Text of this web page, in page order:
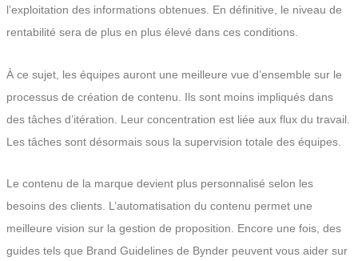
l’exploitation des informations obtenues. En définitive, le niveau de
rentabilité sera de plus en plus élevé dans ces conditions.
À ce sujet, les équipes auront une meilleure vue d’ensemble sur le
processus de création de contenu. Ils sont moins impliqués dans
des tâches d’itération. Leur concentration est liée aux flux du travail.
Les tâches sont désormais sous la supervision totale des équipes.
Le contenu de la marque devient plus personnalisé selon les
besoins des clients. L’automatisation du contenu permet une
meilleure vision sur la gestion de proposition. Encore une fois, des
guides tels que Brand Guidelines de Bynder peuvent vous aider sur